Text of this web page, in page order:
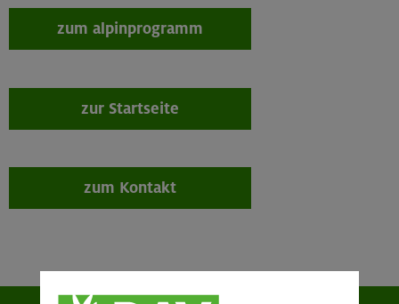
zum alpinprogramm
zur Startseite
zum Kontakt